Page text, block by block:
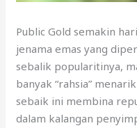
Public Gold semakin
jenama emas yang
sebalik popularitinya,
banyak “rahsia”
sebaik ini membina
dalam kalangan